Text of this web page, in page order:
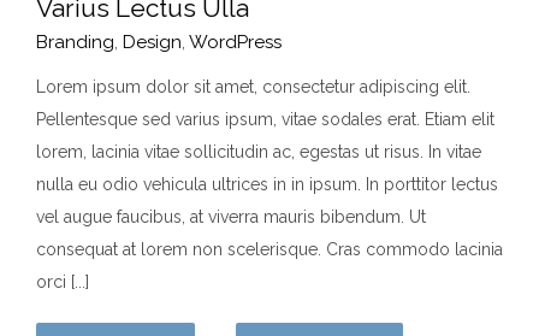
Varius Lectus Ulla
Branding, Design, WordPress
Lorem ipsum dolor sit amet, consectetur adipiscing elit.
Pellentesque sed varius ipsum, vitae sodales erat. Etiam elit
lorem, lacinia vitae sollicitudin ac, egestas ut risus. In vitae
nulla eu odio vehicula ultrices in in ipsum. In porttitor lectus
vel augue faucibus, at viverra mauris bibendum. Ut
consequat at lorem non scelerisque. Cras commodo lacinia
orci [...]